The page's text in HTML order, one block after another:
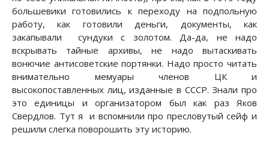
большевики готовились к переходу на подпольную
работу, как готовили деньги, документы, как
закапывали сундуки с золотом. Да-да, не надо
вскрывать тайные архивы, не надо вытаскивать
вонючие антисоветские портянки. Надо просто читать
внимательно мемуары членов ЦК и
высокопоставленных лиц, изданные в СССР. Знали про
это единицы и организатором был как раз Яков
Свердлов. Тут я и вспомнили про пресловутый сейф и
решили слегка поворошить эту историю.